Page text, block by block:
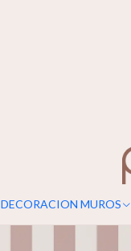
DECORACION MUROS